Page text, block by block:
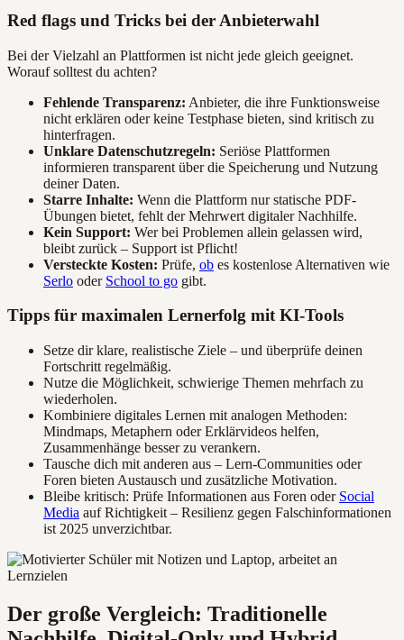
Red flags und Tricks bei der Anbieterwahl
Bei der Vielzahl an Plattformen ist nicht jede gleich geeignet.
Worauf solltest du achten?
Fehlende Transparenz: Anbieter, die ihre Funktionsweise
nicht erklären oder keine Testphase bieten, sind kritisch zu
hinterfragen.
Unklare Datenschutzregeln: Seriöse Plattformen
informieren transparent über die Speicherung und Nutzung
deiner Daten.
Starre Inhalte: Wenn die Plattform nur statische PDF-
Übungen bietet, fehlt der Mehrwert digitaler Nachhilfe.
Kein Support: Wer bei Problemen allein gelassen wird,
bleibt zurück – Support ist Pflicht!
Versteckte Kosten: Prüfe, ob es kostenlose Alternativen wie
Serlo oder School to go gibt.
Tipps für maximalen Lernerfolg mit KI-Tools
Setze dir klare, realistische Ziele – und überprüfe deinen
Fortschritt regelmäßig.
Nutze die Möglichkeit, schwierige Themen mehrfach zu
wiederholen.
Kombiniere digitales Lernen mit analogen Methoden:
Mindmaps, Metaphern oder Erklärvideos helfen,
Zusammenhänge besser zu verankern.
Tausche dich mit anderen aus – Lern-Communities oder
Foren bieten Austausch und zusätzliche Motivation.
Bleibe kritisch: Prüfe Informationen aus Foren oder Social
Media auf Richtigkeit – Resilienz gegen Falschinformationen
ist 2025 unverzichtbar.
Der große Vergleich: Traditionelle